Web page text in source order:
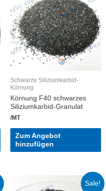
Schwarze Siliziumkarbid-
Körnung
Körnung F40 schwarzes
Siliziumkarbid-Granulat
/MT
Zum Angebot
hinzufügen
Sale!